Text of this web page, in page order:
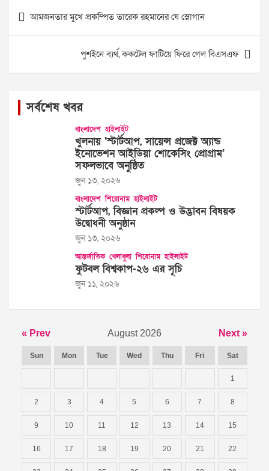
Post
navigation
আমজনতার মুখে প্রকম্পিত তারেক রহমানের যে স্লোগান
পুশইনে ব্যর্থ, ককটেল ফাটিয়ে ফিরে গেল বিএসএফ
সর্বশেষ খবর
বাংলাদেশ হাইলাইট
খুলনায় ‘স্টার্টআপ, সায়েন্স প্রজেক্ট অ্যান্ড
ইনোভেশন আইডিয়া শোকেসিং প্রোগ্রাম’
সফলভাবে অনুষ্ঠিত
জুন ১৩, ২০২৬
বাংলাদেশ শিরোনাম হাইলাইট
স্টার্টআপ, বিজ্ঞান প্রকল্প ও উদ্ভাবন বিষয়ক
উদ্বোধনী অনুষ্ঠান
জুন ১৩, ২০২৬
আন্তর্জাতিক খেলাধুলা শিরোনাম হাইলাইট
ফুটবল বিশ্বকাপ-২৬ এর সূচি
জুন ১১, ২০২৬
« Prev August 2026 Next »
Sun Mon Tue Wed Thu Fri Sat
1
2 3 4 5 6 7 8
9 10 11 12 13 14 15
16 17 18 19 20 21 22